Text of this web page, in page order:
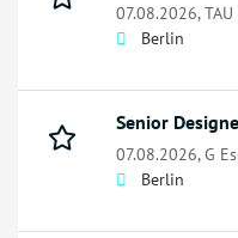
07.08.2026,
Berlin
Senior
07.08.2026,G
Berlin